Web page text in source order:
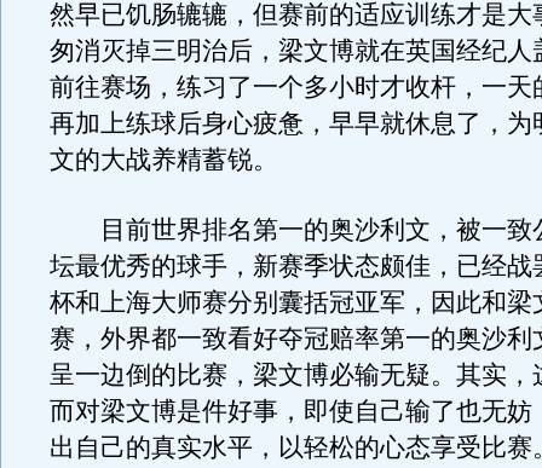
然早已饥肠辘辘，但赛前的适应训练才是大
匆消灭掉三明治后，梁文博就在英国经纪人
前往赛场，练习了一个多小时才收杆，一天
再加上练球后身心疲惫，早早就休息了，为
文的大战养精蓄锐。
目前世界排名第一的奥沙利文，被一致
坛最优秀的球手，新赛季状态颇佳，已经战
杯和上海大师赛分别囊括冠亚军，因此和梁
赛，外界都一致看好夺冠赔率第一的奥沙利
呈一边倒的比赛，梁文博必输无疑。其实，
而对梁文博是件好事，即使自己输了也无妨
出自己的真实水平，以轻松的心态享受比赛